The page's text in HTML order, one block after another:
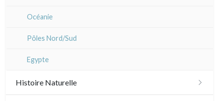
Océanie
Pôles Nord/Sud
Egypte
Histoire Naturelle